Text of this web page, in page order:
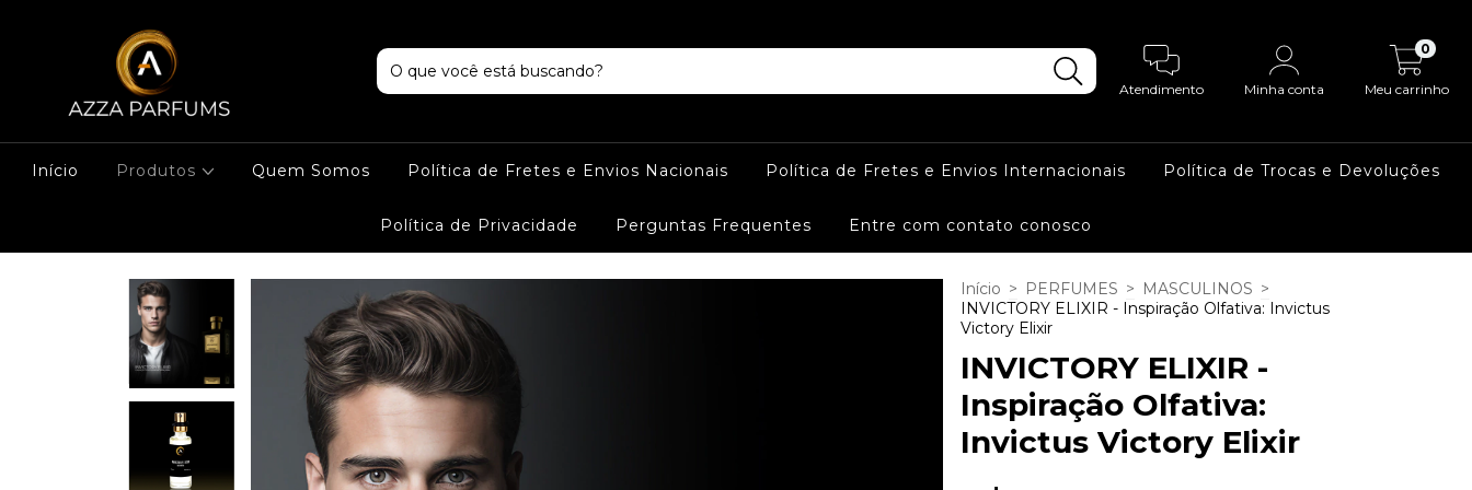
Atendimento Minha conta Meu carrinho
0
Início Produtos Quem Somos Política de Fretes e Envios Nacionais Política de Fretes e Envios Internacionais Política de Trocas e Devoluções
Política de Privacidade Perguntas Frequentes Entre com contato conosco
Início > PERFUMES > MASCULINOS >
INVICTORY ELIXIR - Inspiração Olfativa: Invictus
Victory Elixir
INVICTORY ELIXIR -
Inspiração Olfativa:
Invictus Victory Elixir